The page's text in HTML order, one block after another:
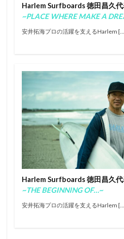
Harlem Surfboards 徳田昌久
~PLACE WHERE MAKE A
安井拓海プロの活躍を支えるHarlem
Harlem Surfboards 徳田昌久
~THE BEGINNING OF…~
安井拓海プロの活躍を支えるHarlem
タイラー・ウォーレン
タイラ
タイラーウォーレン
パイプマスターズ
パラサー
バララム・スタック
バロン
ハングテン
ハングファイブ
ビッグウェーブツアー
ファ
フィリッペ・トレド
フィリペ
ふもとっぱらキャンプ場
ブラ
ホノルア・ブロムフィールド
ミニシモンズ
モリ―・ピック
モリー・ピックラム
ロックダ